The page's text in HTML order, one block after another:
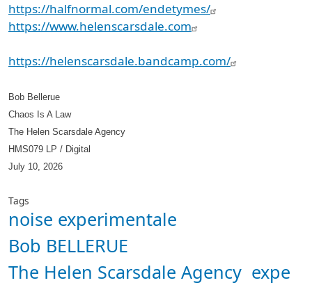
https://halfnormal.com/endetymes/
https://www.helenscarsdale.com
https://helenscarsdale.bandcamp.com/
Bob Bellerue
Chaos Is A Law
The Helen Scarsdale Agency
HMS079 LP / Digital
July 10, 2026
Tags
noise experimentale
Bob BELLERUE
The Helen Scarsdale Agency expe